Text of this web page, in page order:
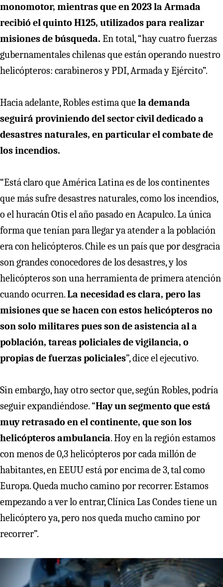
monomotor, mientras que en 2023 la Armada
recibió el quinto H125, utilizados para realizar
misiones de búsqueda. En total, “hay cuatro fuerzas
gubernamentales chilenas que están operando nuestro
helicópteros: carabineros y PDI, Armada y Ejército”.
Hacia adelante, Robles estima quela demanda
seguirá proviniendo del sector civil dedicado a
desastres naturales, en particular el combate de
los incendios.
“Está claro que América Latina es de los continentes
que más sufre desastres naturales, como los incendios,
o el huracán Otis el año pasado en Acapulco. La única
forma que tenían para llegar ya atender a la población
era con helicópteros. Chile es un país que por desgracia
son grandes conocedores de los desastres, y los
helicópteros son una herramienta de primera atención
cuando ocurren.La necesidad es clara, pero las
misiones que se hacen con estos helicópteros no
son solo militares pues son de asistencia al a
población, tareas policiales de vigilancia, o
propias de fuerzas policiales”, dice el ejecutivo.
Sin embargo, hay otro sector que, según Robles, podría
seguir expandiéndose. “Hay un segmento que está
muy retrasado en el continente, que son los
helicópteros ambulancia. Hoy en la región estamos
con menos de 0,3 helicópteros por cada millón de
habitantes, en EEUU está por encima de 3, tal como
Europa. Queda mucho camino por recorrer. Estamos
empezando a ver lo entrar, Clínica Las Condes tiene un
helicóptero ya, pero nos queda mucho camino por
recorrer”.